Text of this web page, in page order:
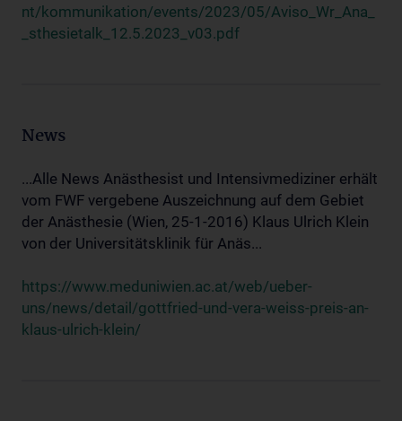
nt/kommunikation/events/2023/05/Aviso_Wr_Ana_
_sthesietalk_12.5.2023_v03.pdf
News
...Alle News Anästhesist und Intensivmediziner erhält
vom FWF vergebene Auszeichnung auf dem Gebiet
der Anästhesie (Wien, 25-1-2016) Klaus Ulrich Klein
von der Universitätsklinik für Anäs...
https://www.meduniwien.ac.at/web/ueber-
uns/news/detail/gottfried-und-vera-weiss-preis-an-
klaus-ulrich-klein/